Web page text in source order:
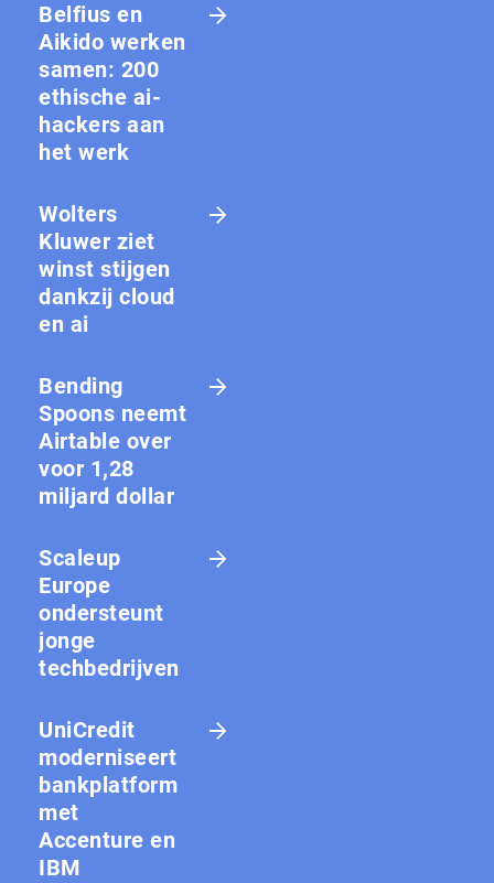
Belfius en
Aikido werken
samen: 200
ethische ai-
hackers aan
het werk
Wolters
Kluwer ziet
winst stijgen
dankzij cloud
en ai
Bending
Spoons neemt
Airtable over
voor 1,28
miljard dollar
Scaleup
Europe
ondersteunt
jonge
techbedrijven
UniCredit
moderniseert
bankplatform
met
Accenture en
IBM